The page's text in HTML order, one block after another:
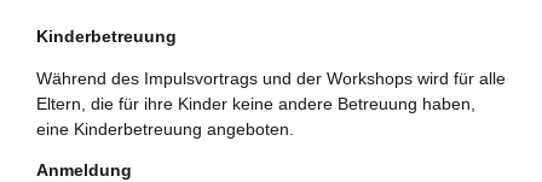
Kinderbetreuung
Während des Impulsvortrags und der Workshops wird für alle
Eltern, die für ihre Kinder keine andere Betreuung haben,
eine Kinderbetreuung angeboten.
Anmeldung